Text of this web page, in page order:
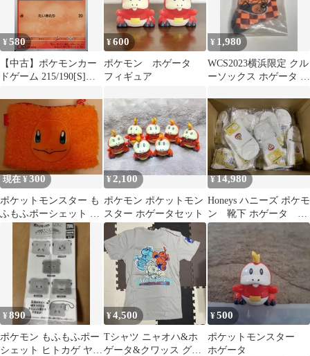
¥580
【中古】ポケモンカー
ドゲーム 215/190[S]：
¥600
ポケモン ホゲータ
フィギュア
¥ 1,980
WCS2023横浜限定 クル
ーソックス ホゲータ S
現在 ¥300
ポケットモンスター も
ふもふポーシェット ヒ
トカゲ ガチャ
¥2,100
ポケモン ポケットモン
スター ホゲータセット
¥14,980
Honeys ハニーズ ポケモ
ン 靴下 ホゲータ
白 39個
¥890
ポケモン もふもふポー
シェット ヒトカゲ ヤド
¥4,500
Tシャツ ニャオハ&ホ
ゲータ&クワッス グレ
¥500
ポケットモンスター
ホゲータ